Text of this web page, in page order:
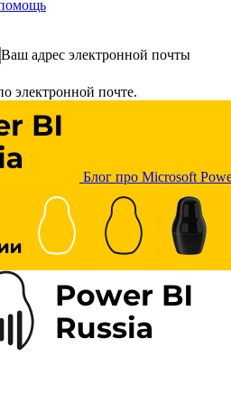
Ваш адрес электронной почты
электронной почте.
Блог про Microsoft